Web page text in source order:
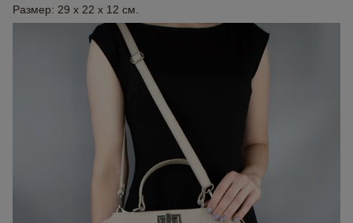
Размер: 29 x 22 x 12 см.